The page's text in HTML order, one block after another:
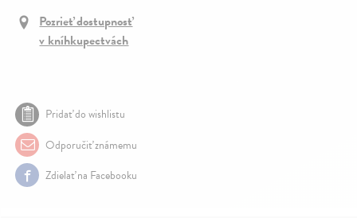
Pozrieť dostupnosť
v kníhkupectvách
Pridať do wishlistu
Odporučiť známemu
Zdielať na Facebooku